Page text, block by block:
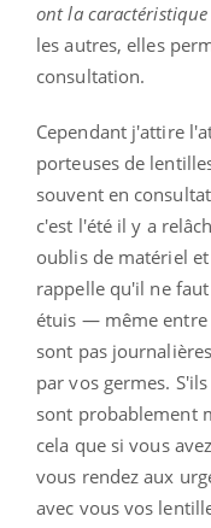
ont la
les autres, elles
consultation.
Cependant j'attire
porteuses de
souvent en
c'est l'été il y a
oublis de matériel
rappelle qu'il ne
étuis — même
sont pas
par vos germes.
sont probablement
cela que si vous
vous rendez aux
avec vous vos